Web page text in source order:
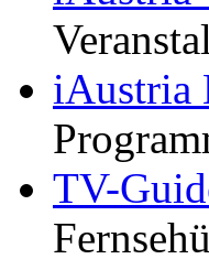
iAustria
TV-